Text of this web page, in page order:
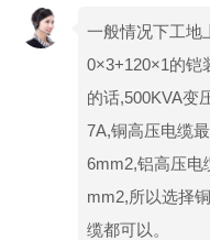
一般情况下工地
0×3+120×1的铠
的话,500KVA变
7A,铜高压电缆
6mm2,铝高压电
mm2,所以选择
缆都可以。